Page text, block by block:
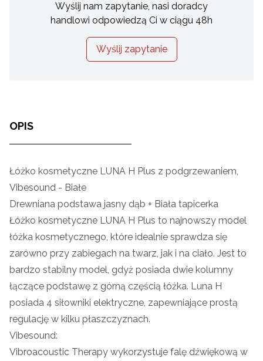
Wyślij nam zapytanie, nasi doradcy
handlowi odpowiedzą Ci w ciągu 48h
Wyślij zapytanie
OPIS
Łóżko kosmetyczne LUNA H Plus z podgrzewaniem,
Vibesound - Białe
Drewniana podstawa jasny dąb + Biała tapicerka
Łóżko kosmetyczne LUNA H Plus to najnowszy model
łóżka kosmetycznego, które idealnie sprawdza się
zarówno przy zabiegach na twarz, jak i na ciało. Jest to
bardzo stabilny model, gdyż posiada dwie kolumny
łączące podstawę z górną częścią łóżka. Luna H
posiada 4 siłowniki elektryczne, zapewniające prostą
regulację w kilku płaszczyznach.
Vibesound:
Vibroacoustic Therapy wykorzystuje falę dźwiękową w